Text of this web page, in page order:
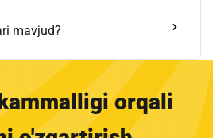
mavjud?
orqali